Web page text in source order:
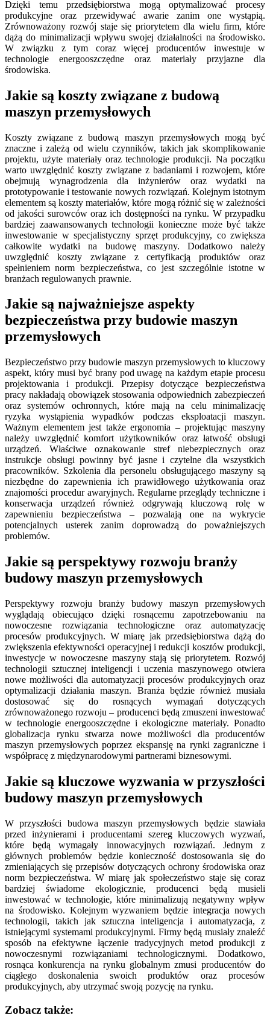
Dzięki temu przedsiębiorstwa mogą optymalizować procesy
produkcyjne oraz przewidywać awarie zanim one wystąpią.
Zrównoważony rozwój staje się priorytetem dla wielu firm, które
dążą do minimalizacji wpływu swojej działalności na środowisko.
W związku z tym coraz więcej producentów inwestuje w
technologie energooszczędne oraz materiały przyjazne dla
środowiska.
Jakie są koszty związane z budową
maszyn przemysłowych
Koszty związane z budową maszyn przemysłowych mogą być
znaczne i zależą od wielu czynników, takich jak skomplikowanie
projektu, użyte materiały oraz technologie produkcji. Na początku
warto uwzględnić koszty związane z badaniami i rozwojem, które
obejmują wynagrodzenia dla inżynierów oraz wydatki na
prototypowanie i testowanie nowych rozwiązań. Kolejnym istotnym
elementem są koszty materiałów, które mogą różnić się w zależności
od jakości surowców oraz ich dostępności na rynku. W przypadku
bardziej zaawansowanych technologii konieczne może być także
inwestowanie w specjalistyczny sprzęt produkcyjny, co zwiększa
całkowite wydatki na budowę maszyny. Dodatkowo należy
uwzględnić koszty związane z certyfikacją produktów oraz
spełnieniem norm bezpieczeństwa, co jest szczególnie istotne w
branżach regulowanych prawnie.
Jakie są najważniejsze aspekty
bezpieczeństwa przy budowie maszyn
przemysłowych
Bezpieczeństwo przy budowie maszyn przemysłowych to kluczowy
aspekt, który musi być brany pod uwagę na każdym etapie procesu
projektowania i produkcji. Przepisy dotyczące bezpieczeństwa
pracy nakładają obowiązek stosowania odpowiednich zabezpieczeń
oraz systemów ochronnych, które mają na celu minimalizację
ryzyka wystąpienia wypadków podczas eksploatacji maszyn.
Ważnym elementem jest także ergonomia – projektując maszyny
należy uwzględnić komfort użytkowników oraz łatwość obsługi
urządzeń. Właściwe oznakowanie stref niebezpiecznych oraz
instrukcje obsługi powinny być jasne i czytelne dla wszystkich
pracowników. Szkolenia dla personelu obsługującego maszyny są
niezbędne do zapewnienia ich prawidłowego użytkowania oraz
znajomości procedur awaryjnych. Regularne przeglądy techniczne i
konserwacja urządzeń również odgrywają kluczową rolę w
zapewnieniu bezpieczeństwa – pozwalają one na wykrycie
potencjalnych usterek zanim doprowadzą do poważniejszych
problemów.
Jakie są perspektywy rozwoju branży
budowy maszyn przemysłowych
Perspektywy rozwoju branży budowy maszyn przemysłowych
wyglądają obiecująco dzięki rosnącemu zapotrzebowaniu na
nowoczesne rozwiązania technologiczne oraz automatyzację
procesów produkcyjnych. W miarę jak przedsiębiorstwa dążą do
zwiększenia efektywności operacyjnej i redukcji kosztów produkcji,
inwestycje w nowoczesne maszyny stają się priorytetem. Rozwój
technologii sztucznej inteligencji i uczenia maszynowego otwiera
nowe możliwości dla automatyzacji procesów produkcyjnych oraz
optymalizacji działania maszyn. Branża będzie również musiała
dostosować się do rosnących wymagań dotyczących
zrównoważonego rozwoju – producenci będą zmuszeni inwestować
w technologie energooszczędne i ekologiczne materiały. Ponadto
globalizacja rynku stwarza nowe możliwości dla producentów
maszyn przemysłowych poprzez ekspansję na rynki zagraniczne i
współpracę z międzynarodowymi partnerami biznesowymi.
Jakie są kluczowe wyzwania w przyszłości
budowy maszyn przemysłowych
W przyszłości budowa maszyn przemysłowych będzie stawiała
przed inżynierami i producentami szereg kluczowych wyzwań,
które będą wymagały innowacyjnych rozwiązań. Jednym z
głównych problemów będzie konieczność dostosowania się do
zmieniających się przepisów dotyczących ochrony środowiska oraz
norm bezpieczeństwa. W miarę jak społeczeństwo staje się coraz
bardziej świadome ekologicznie, producenci będą musieli
inwestować w technologie, które minimalizują negatywny wpływ
na środowisko. Kolejnym wyzwaniem będzie integracja nowych
technologii, takich jak sztuczna inteligencja i automatyzacja, z
istniejącymi systemami produkcyjnymi. Firmy będą musiały znaleźć
sposób na efektywne łączenie tradycyjnych metod produkcji z
nowoczesnymi rozwiązaniami technologicznymi. Dodatkowo,
rosnąca konkurencja na rynku globalnym zmusi producentów do
ciągłego doskonalenia swoich produktów oraz procesów
produkcyjnych, aby utrzymać swoją pozycję na rynku.
Zobacz także: